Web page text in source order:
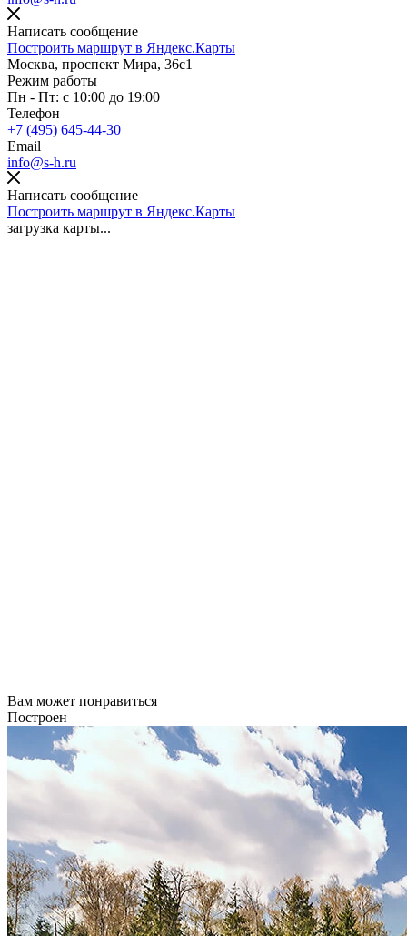
Написать сообщение
Построить маршрут в Яндекс.Карты
Москва, проспект Мира, 36с1
Режим работы
Пн - Пт: с 10:00 до 19:00
Телефон
+7 (495) 645-44-30
Email
info@s-h.ru
Написать сообщение
Построить маршрут в Яндекс.Карты
загрузка карты...
Вам может понравиться
Построен